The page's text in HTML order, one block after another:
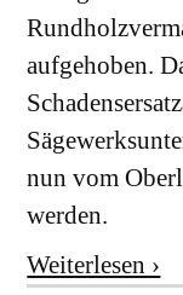
aufgehoben.
nun vom
werden.
Weiterlesen ›